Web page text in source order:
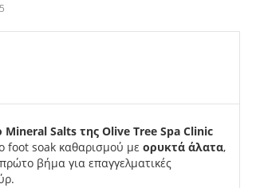
Salts της Olive Tree Spa Clinic
foot soak καθαρισμού με ορυκτά άλατα,
βήμα για επαγγελματικές